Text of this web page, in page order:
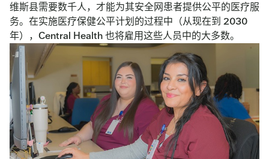
维斯县需要数千人，才能为其安全网患者提供公平的医疗服
务。在实施医疗保健公平计划的过程中（从现在到 2030
年），Central Health 也将雇用这些人员中的大多数。